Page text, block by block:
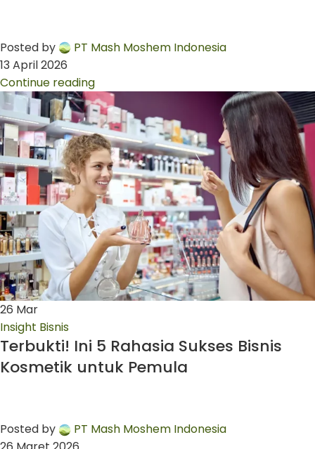
Posted by
PT Mash Moshem Indonesia
13 April 2026
Continue reading
26 Mar
Insight Bisnis
Terbukti! Ini 5 Rahasia Sukses Bisnis
Kosmetik untuk Pemula
Posted by
PT Mash Moshem Indonesia